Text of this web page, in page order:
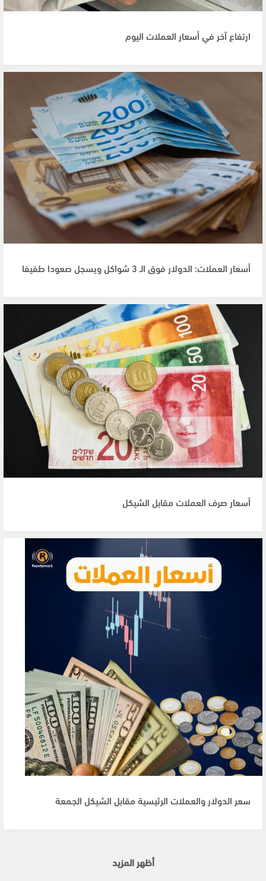
ارتفاع آخر في أسعار العملات اليوم
أسعار العملات: الدولار فوق الـ 3 شواكل ويسجل صعودا طفيفا
أسعار صرف العملات مقابل الشيكل
سعر الدولار والعملات الرئيسية مقابل الشيكل الجمعة
أظهر المزيد